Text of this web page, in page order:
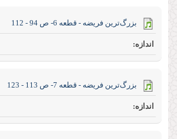
بزرگ‌ترین فریضه - قطعه 6- ص 94 - 112
بزرگ‌ترین فریضه - قطعه 7- ص 113 - 123